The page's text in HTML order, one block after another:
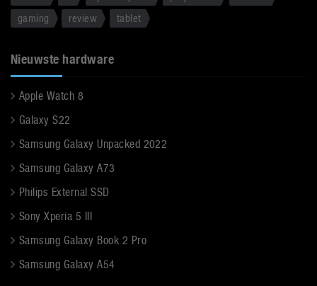
gaming
review tablet
Nieuwste hardware
Apple Watch 8
Galaxy S22
Samsung Galaxy Unpacked 2022
Samsung Galaxy A73
Philips External SSD
Sony Xperia 5 III
Samsung Galaxy Book 2 Pro
Samsung Galaxy A54